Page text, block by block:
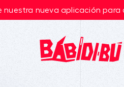
nuestra nueva aplicación para